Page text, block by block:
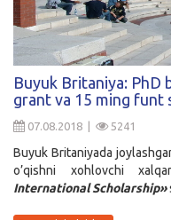
Kirish
Buyuk Britaniya: PhD
grant va 15 ming funt
07.08.2018 | 5241
Buyuk Britaniyada
o’qishni xohlovchi
International Scholarship»